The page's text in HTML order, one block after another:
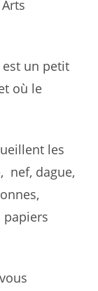
est un petit
où le
les
nef, dague,